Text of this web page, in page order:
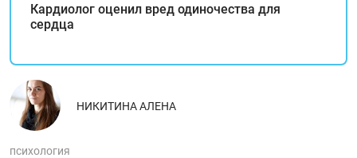
Кардиолог оценил вред одиночества для
сердца
НИКИТИНА АЛЕНА
психология